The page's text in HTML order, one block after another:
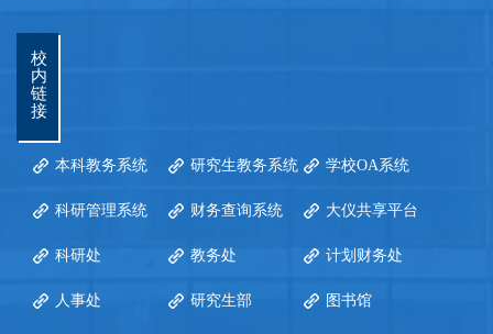
校
内
链
接
本科教务系统 研究生教务系统 学校OA系统
科研管理系统 财务查询系统 大仪共享平台
科研处 教务处 计划财务处
人事处 研究生部 图书馆